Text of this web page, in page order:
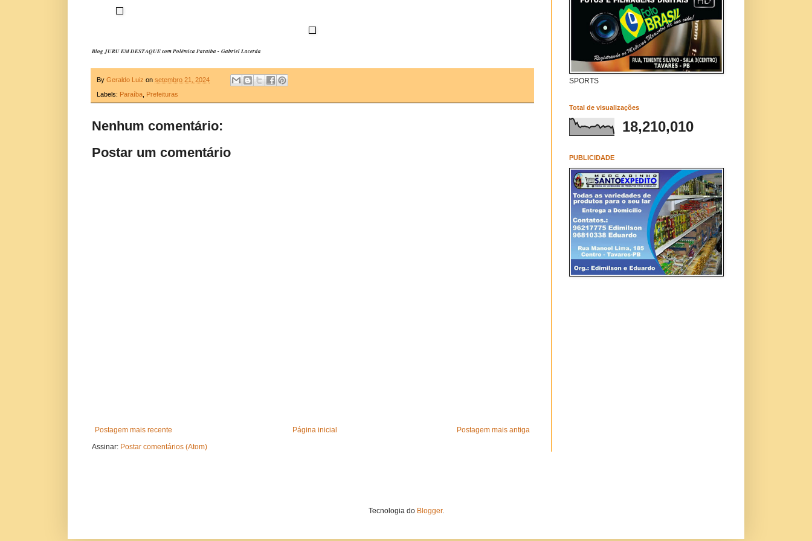
Blog JURU EM DESTAQUE com Polêmica Paraíba - Gabriel Lacerda
By Geraldo Luiz on setembro 21, 2024
Labels: Paraíba Prefeituras
Nenhum comentário:
Postar um comentário
Postagem mais recente Postagem mais antiga
Página inicial
Assinar: Postar comentários (Atom)
SPORTS
Total de visualizações
18,210,010
PUBLICIDADE
Tecnologia do Blogger.